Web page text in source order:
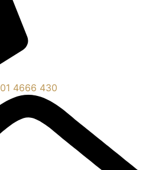
01 4666 430